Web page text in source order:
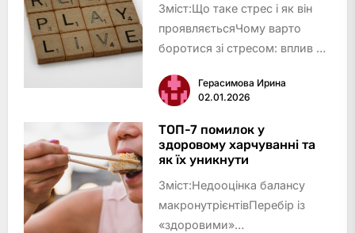
Зміст:Що таке стрес і як він
проявляєтьсяЧому варто
боротися зі стресом: вплив на
життяДихальні практики як
дієвий спосіб зменшити
стресФізична активність: рух –
ефективна зброя проти
стресуТе…
Герасимова Ирина
02.01.2026
ТОП-7 помилок у
здоровому харчуванні та
як їх уникнути
Зміст:Недооцінка балансу
макронутрієнтівПеребір із
«здоровими»